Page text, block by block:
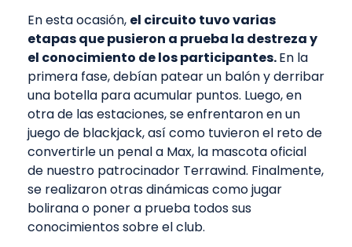
En esta ocasión, el circuito tuvo varias
etapas que pusieron a prueba la destreza y
el conocimiento de los participantes.En la
primera fase, debían patear un balón y derribar
una botella para acumular puntos. Luego, en
otra de las estaciones, se enfrentaron en un
juego de blackjack, así como tuvieron el reto de
convertirle un penal a Max, la mascota oficial
de nuestro patrocinador Terrawind. Finalmente,
se realizaron otras dinámicas como jugar
bolirana o poner a prueba todos sus
conocimientos sobre el club.